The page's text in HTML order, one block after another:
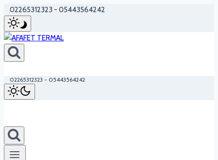
Skip
to
content
02265312323 - 05443564242
02265312323 - 05443564242